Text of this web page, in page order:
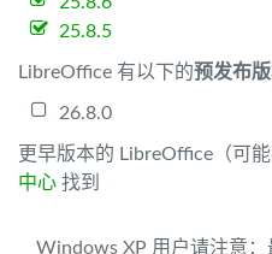
25.8.5
LibreOffice 有以下的预发布
26.8.0
更早版本的 LibreOffice（可
中心 找到
Windows XP 用户请注意